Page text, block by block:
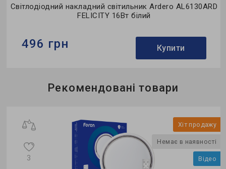
Світлодіодний накладний світильник Ardero AL6130ARD
FELICITY 16Вт білий
496 грн Купити
Ardero
Рекомендовані товари
Хіт продажу
Немає в наявності
Відео
3